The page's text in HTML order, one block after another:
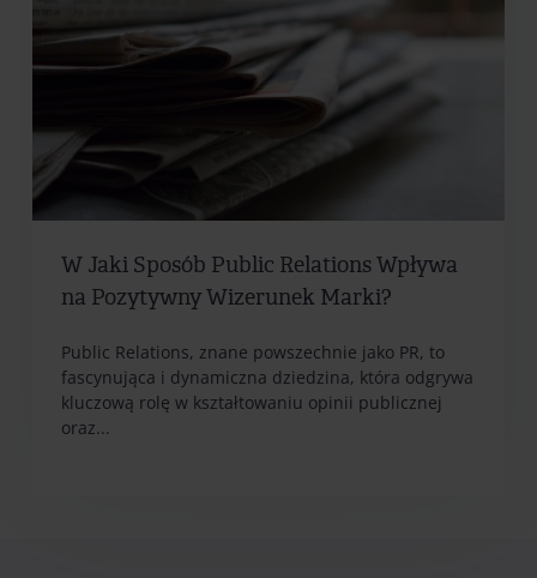
W Jaki Sposób Public Relations Wpływa
na Pozytywny Wizerunek Marki?
Public Relations, znane powszechnie jako PR, to
fascynująca i dynamiczna dziedzina, która odgrywa
kluczową rolę w kształtowaniu opinii publicznej
oraz...